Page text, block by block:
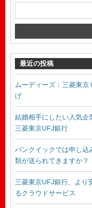
最近の投稿
ムーディーズ：三菱東
げ
結婚相手にしたい人気企
三菱東京UFJ銀行
バンクイックでは申し
類が送られてきますか？
三菱東京UFJ銀行、より
るクラウドサービス